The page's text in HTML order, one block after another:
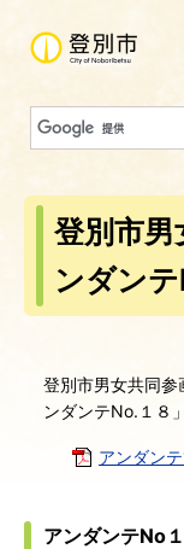
登別市男
ンダン
登別市男女共同参
ンダンテNo.１８
アンダン
アンダンテNo